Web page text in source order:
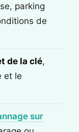
parking
de
de la clé,
et le
sur